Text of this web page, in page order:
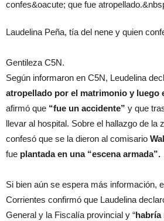
Laudelina Peña, tía del nene y quien
Gentileza C5N.
Según informaron en C5N, Leudelina
atropellado por el matrimonio y luego
afirmó que “fue un accidente” y que
llevar al hospital. Sobre el hallazgo de la
confesó que se la dieron al comisario
fue plantada en una “escena armada”.
Si bien aún se espera más información,
Corrientes confirmó que Laudelina
General y la Fiscalía provincial y “habría